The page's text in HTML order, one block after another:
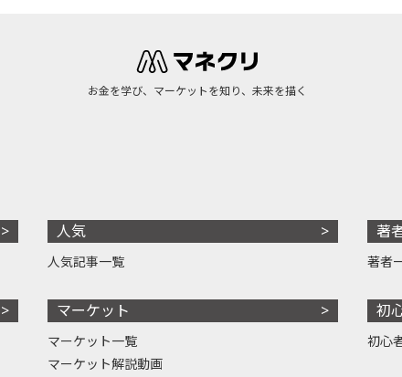
お金を学び、マーケットを知り、未来を描く
人気
人気記事一覧
マーケット
マーケット一覧
マーケット解説動画
著
著者
初
初心